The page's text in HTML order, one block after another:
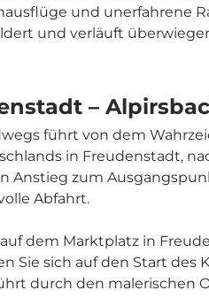
und unerfahrene
und verläuft
–
führt von dem
in Freudenstadt,
Anstieg zum
Abfahrt.
dem Marktplatz in
Sie sich auf den Start des
durch den malerischen